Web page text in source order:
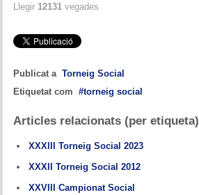
Llegir 12131 vegades
Publicat a Torneig Social
Etiquetat com
torneig social
Articles relacionats (per etiqueta)
XXXIII Torneig Social 2023
XXXII Torneig Social 2012
XXVIII Campionat Social